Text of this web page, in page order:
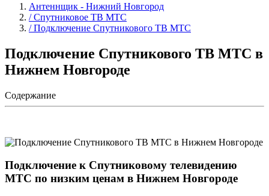
Антеннщик - Нижний Новгород
/ Спутниковое ТВ МТС
/ Подключение Спутникового ТВ МТС
Подключение Спутникового ТВ МТС в
Нижнем Новгороде
Содержание
Подключение к Спутниковому телевидению
МТС по низким ценам в Нижнем Новгороде